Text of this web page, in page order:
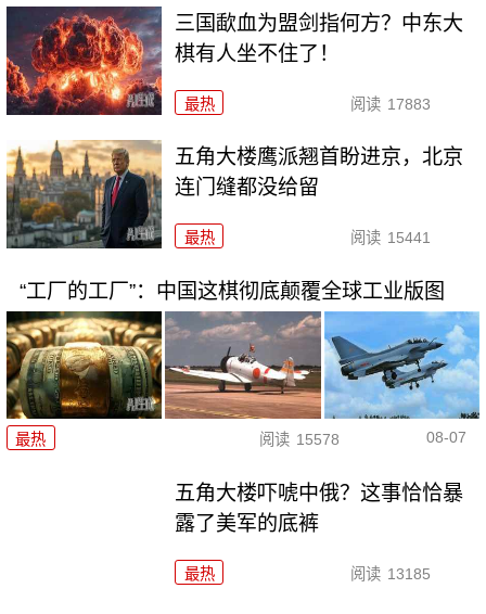
三国歃血为盟剑指何方？中东大
棋有人坐不住了！
最热 阅读 17883
五角大楼鹰派翘首盼进京，北京
连门缝都没给留
最热 阅读 15441
“工厂的工厂”：中国这棋彻底颠覆全球工业版图
最热 阅读 15578 08-07
五角大楼吓唬中俄？这事恰恰暴
露了美军的底裤
最热 阅读 13185